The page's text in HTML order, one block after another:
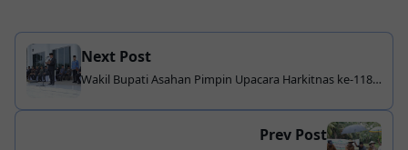
Next Post
Wakil Bupati Asahan Pimpin Upacara Harkitnas ke-118,
Prev Post